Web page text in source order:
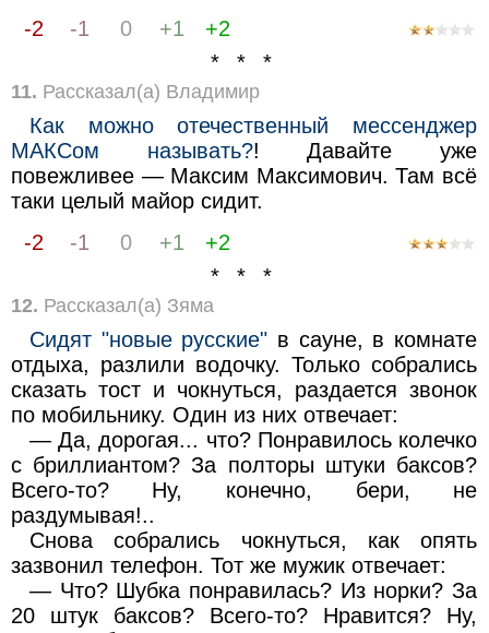
-2
-1 0 +1
+2
* * *
11. Рассказал(а) Владимир
Как можно отечественный мессенджер
МАКСом называть?! Давайте уже
повежливее — Максим Максимович. Там всё
таки целый майор сидит.
-2
-1 0 +1
+2
* * *
12. Рассказал(а) Зяма
Сидят "новые русские" в сауне, в комнате
отдыха, разлили водочку. Только собрались
сказать тост и чокнуться, раздается звонок
по мобильнику. Один из них отвечает:
— Да, дорогая... что? Понравилось колечко
с бриллиантом? За полторы штуки баксов?
Всего-то? Ну, конечно, бери, не
раздумывая!..
Снова собрались чокнуться, как опять
зазвонил телефон. Тот же мужик отвечает:
— Что? Шубка понравилась? Из норки? За
20 штук баксов? Всего-то? Нравится? Ну,